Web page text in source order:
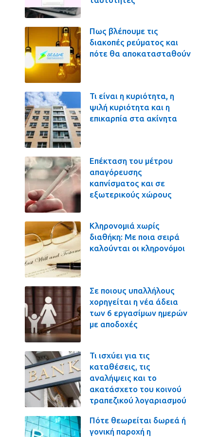
Πως βλέπουμε τις
διακοπές ρεύματος και
πότε θα αποκατασταθούν
Τι είναι η κυριότητα, η
ψιλή κυριότητα και η
επικαρπία στα ακίνητα
Επέκταση του μέτρου
απαγόρευσης
καπνίσματος και σε
εξωτερικούς χώρους
Κληρονομιά χωρίς
διαθήκη: Με ποια σειρά
καλούνται οι κληρονόμοι
Σε ποιους υπαλλήλους
χορηγείται η νέα άδεια
των 6 εργασίμων ημερών
με αποδοχές
Τι ισχύει για τις
καταθέσεις, τις
αναλήψεις και το
ακατάσχετο του κοινού
τραπεζικού λογαριασμού
Πότε θεωρείται δωρεά ή
γονική παροχή η